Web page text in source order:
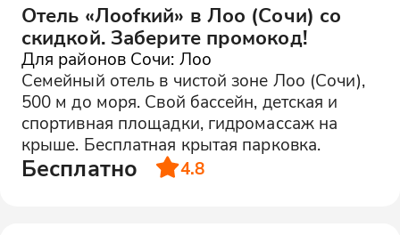
Отель «Лoofкий» в Лоо (Сочи) со
скидкой. Заберите промокод!
Для районов Сочи: Лоо
Семейный отель в чистой зоне Лоо (Сочи),
500 м до моря. Свой бассейн, детская и
спортивная площадки, гидромассаж на
крыше. Бесплатная крытая парковка.
Бесплатно 4.8